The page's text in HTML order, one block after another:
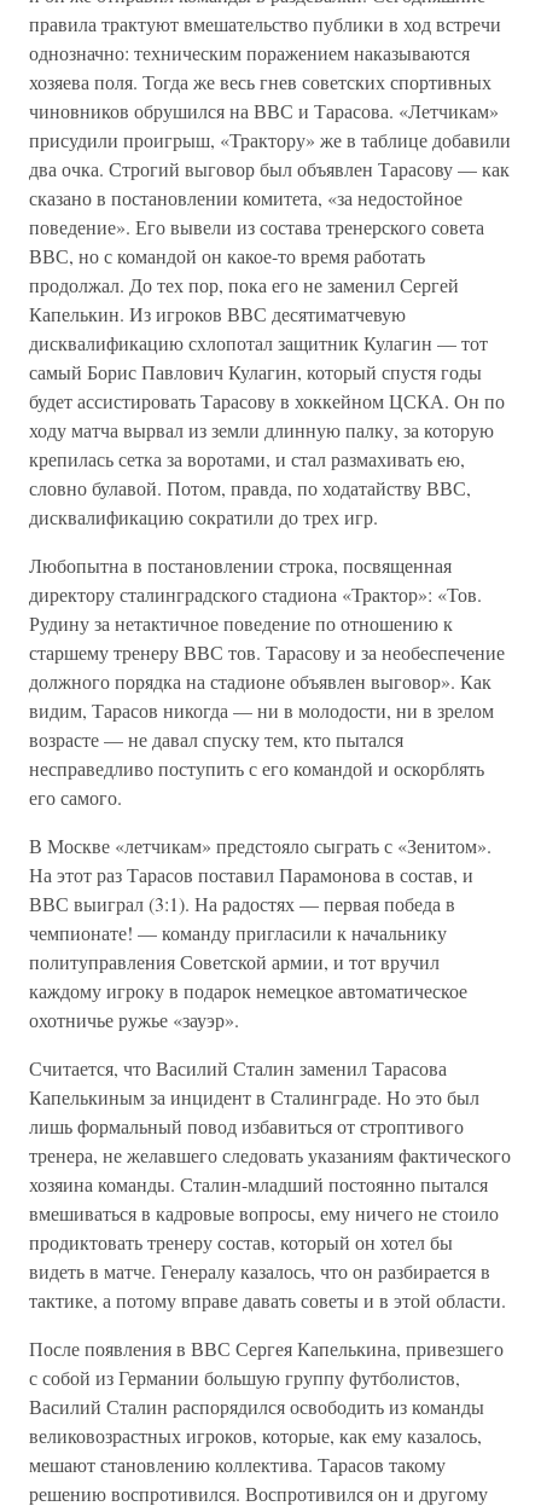
правила трактуют вмешательство публики в ход встречи
однозначно: техническим поражением наказываются
хозяева поля. Тогда же весь гнев советских спортивных
чиновников обрушился на ВВС и Тарасова. «Летчикам»
присудили проигрыш, «Трактору» же в таблице добавили
два очка. Строгий выговор был объявлен Тарасову — как
сказано в постановлении комитета, «за недостойное
поведение». Его вывели из состава тренерского совета
ВВС, но с командой он какое-то время работать
продолжал. До тех пор, пока его не заменил Сергей
Капелькин. Из игроков ВВС десятиматчевую
дисквалификацию схлопотал защитник Кулагин — тот
самый Борис Павлович Кулагин, который спустя годы
будет ассистировать Тарасову в хоккейном ЦСКА. Он по
ходу матча вырвал из земли длинную палку, за которую
крепилась сетка за воротами, и стал размахивать ею,
словно булавой. Потом, правда, по ходатайству ВВС,
дисквалификацию сократили до трех игр.
Любопытна в постановлении строка, посвященная
директору сталинградского стадиона «Трактор»: «Тов.
Рудину за нетактичное поведение по отношению к
старшему тренеру ВВС тов. Тарасову и за необеспечение
должного порядка на стадионе объявлен выговор». Как
видим, Тарасов никогда — ни в молодости, ни в зрелом
возрасте — не давал спуску тем, кто пытался
несправедливо поступить с его командой и оскорблять
его самого.
В Москве «летчикам» предстояло сыграть с «Зенитом».
На этот раз Тарасов поставил Парамонова в состав, и
ВВС выиграл (3:1). На радостях — первая победа в
чемпионате! — команду пригласили к начальнику
политуправления Советской армии, и тот вручил
каждому игроку в подарок немецкое автоматическое
охотничье ружье «зауэр».
Считается, что Василий Сталин заменил Тарасова
Капелькиным за инцидент в Сталинграде. Но это был
лишь формальный повод избавиться от строптивого
тренера, не желавшего следовать указаниям фактического
хозяина команды. Сталин-младший постоянно пытался
вмешиваться в кадровые вопросы, ему ничего не стоило
продиктовать тренеру состав, который он хотел бы
видеть в матче. Генералу казалось, что он разбирается в
тактике, а потому вправе давать советы и в этой области.
После появления в ВВС Сергея Капелькина, привезшего
с собой из Германии большую группу футболистов,
Василий Сталин распорядился освободить из команды
великовозрастных игроков, которые, как ему казалось,
мешают становлению коллектива. Тарасов такому
решению воспротивился. Воспротивился он и другому